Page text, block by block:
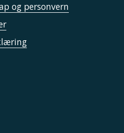
og personvern